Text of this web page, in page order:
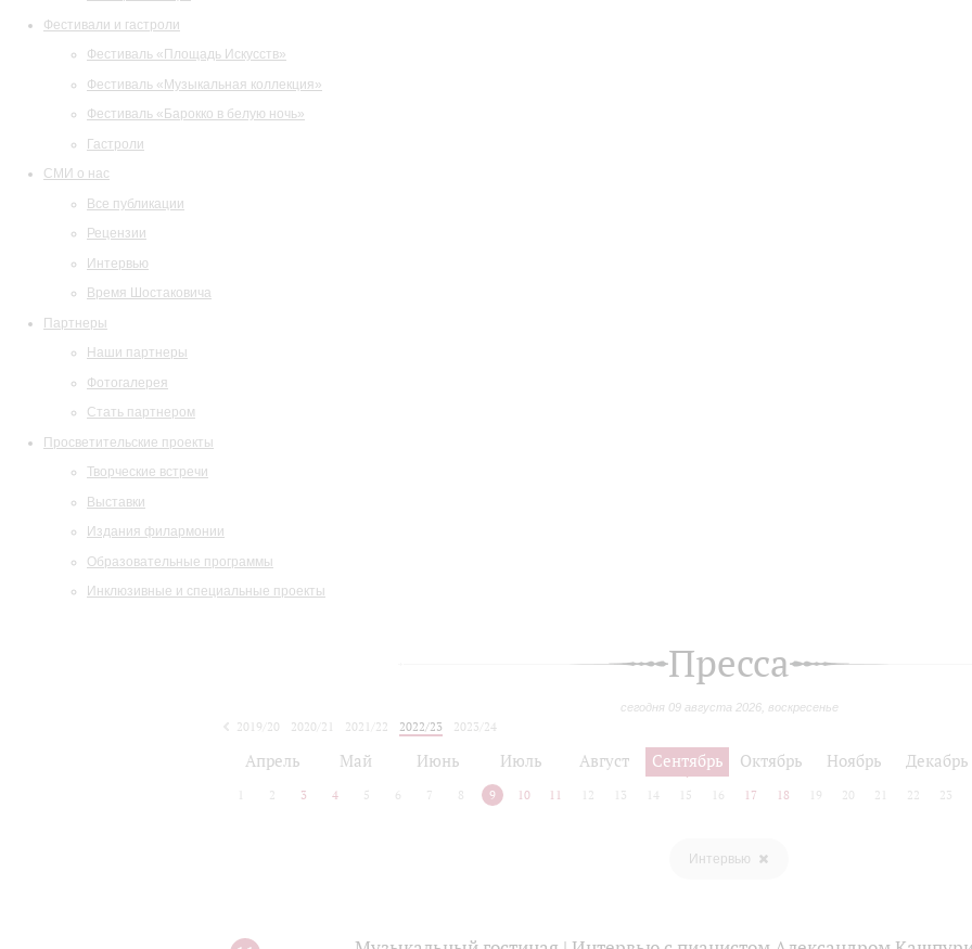
Фестивали и гастроли
Фестиваль «Площадь Искусств»
Фестиваль «Музыкальная коллекция»
Фестиваль «Барокко в белую ночь»
Гастроли
СМИ о нас
Все публикации
Рецензии
Интервью
Время Шостаковича
Партнеры
Наши партнеры
Фотогалерея
Стать партнером
Просветительские проекты
Творческие встречи
Выставки
Издания филармонии
Образовательные программы
Инклюзивные и специальные проекты
Пресса
сегодня 09 августа 2026, воскресенье
2019/20 2020/21 2021/22 2022/23
2023/24
Апрель Май Июнь Июль Август Сентябрь Октябрь Ноябрь Декабрь
2 3 4 5 6 7 8 9 10 11 12 13 14 15 16 17 18 19 20 21 22 23
Интервью